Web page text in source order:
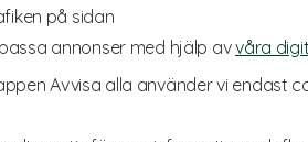
på sidan
annonser med hjälp avvåra
Avvisa alla använder vi endast